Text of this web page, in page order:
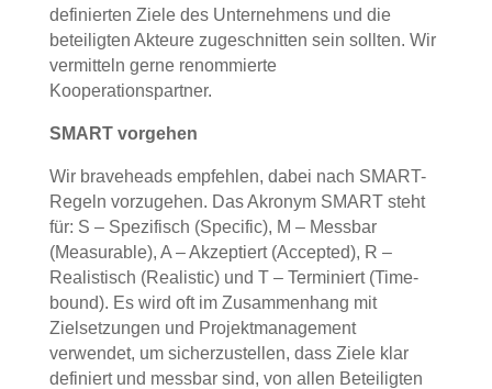
definierten Ziele des Unternehmens und die
beteiligten Akteure zugeschnitten sein sollten. Wir
vermitteln gerne renommierte
Kooperationspartner.
SMART vorgehen
Wir braveheads empfehlen, dabei nach SMART-
Regeln vorzugehen. Das Akronym SMART steht
für: S – Spezifisch (Specific), M – Messbar
(Measurable), A – Akzeptiert (Accepted), R –
Realistisch (Realistic) und T – Terminiert (Time-
bound). Es wird oft im Zusammenhang mit
Zielsetzungen und Projektmanagement
verwendet, um sicherzustellen, dass Ziele klar
definiert und messbar sind, von allen Beteiligten